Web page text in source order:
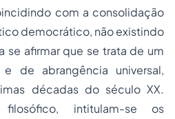
com a consolidação
democrático, não existindo
se afirmar que se trata de um
de abrangência universal,
décadas do século XX.
intitulam-se os